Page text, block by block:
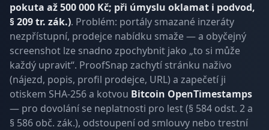
pokuta až 500 000 Kč; při úmyslu oklamat i podvod,
§ 209 tr. zák.). Problém: portály smazané inzeráty
nezpřístupní, prodejce nabídku smaže — a obyčejný
screenshot lze snadno zpochybnit jako „to si může
každý upravit“. ProofSnap zachytí stránku naživo
(nájezd, popis, profil prodejce, URL) a zapečetí ji
otiskem SHA-256 a kotvou Bitcoin OpenTimestamps
— pro dovolání se neplatnosti pro lest (§ 584 odst. 2 a
§ 586 obč. zák.), odstoupení od smlouvy nebo trestní